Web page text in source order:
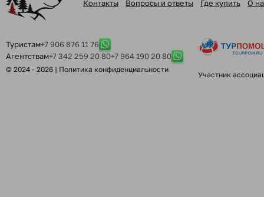
Контакты Вопросы и ответы Где купить О
Туристам+7 906 876 11 76
Агентствам+7 342 259 20 80+7 964 190 20 80
© 2024 - 2026 | Политика конфиденциальности
Участник